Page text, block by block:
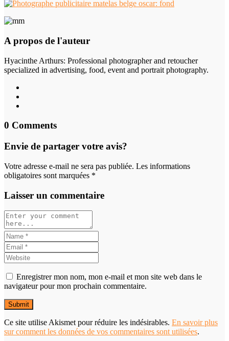
A propos de l'auteur
Hyacinthe Arthurs: Professional photographer and retoucher
specialized in advertising, food, event and portrait photography.
0 Comments
Envie de partager votre avis?
Votre adresse e-mail ne sera pas publiée. Les informations
obligatoires sont marquées *
Laisser un commentaire
Enregistrer mon nom, mon e-mail et mon site web dans le
navigateur pour mon prochain commentaire.
Ce site utilise Akismet pour réduire les indésirables. En savoir plus
sur comment les données de vos commentaires sont utilisées.